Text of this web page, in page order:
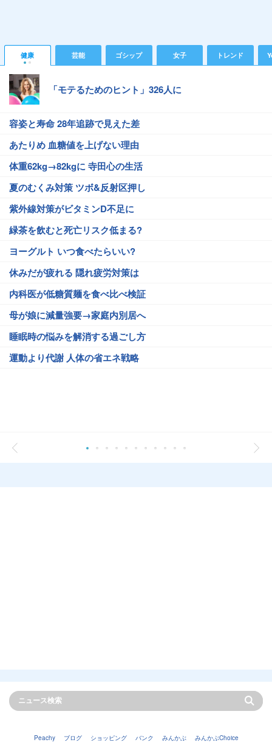
健康 芸能 ゴシップ 女子 トレンド
「モテるためのヒント」326人に
容姿と寿命 28年追跡で見えた差
あたりめ 血糖値を上げない理由
体重62kg→82kgに 寺田心の生活
夏のむくみ対策 ツボ&反射区押し
紫外線対策がビタミンD不足に
緑茶を飲むと死亡リスク低まる?
ヨーグルト いつ食べたらいい?
休みだが疲れる 隠れ疲労対策は
内科医が低糖質麺を食べ比べ検証
母が娘に減量強要→家庭内別居へ
睡眠時の悩みを解消する過ごし方
運動より代謝 人体の省エネ戦略
Peachy ブログ ショッピング バンク みんかぶ みんかぶChoice